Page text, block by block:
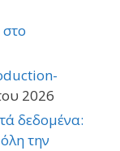
στο
2026
δεδομένα:
την